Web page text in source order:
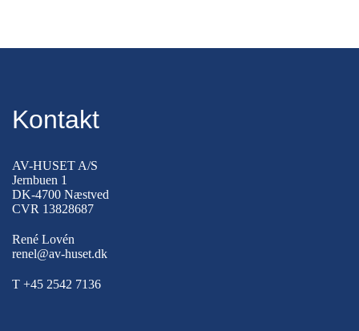
Kontakt
AV-HUSET A/S
Jernbuen 1
DK-4700 Næstved
CVR 13828687
René Lovén
renel@av-huset.dk
T +45 2542 7136